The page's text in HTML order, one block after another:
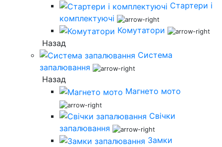
Стартери і
комплектуючі
Комутатори
Назад
Система
запалювання
Назад
Магнето мото
Свічки
запалювання
Замки